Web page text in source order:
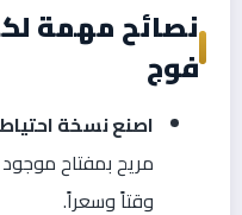
نصائح مهمة
فوج
اصنع نسخة
مريح بمفتاح
وقتاً وسعراً.